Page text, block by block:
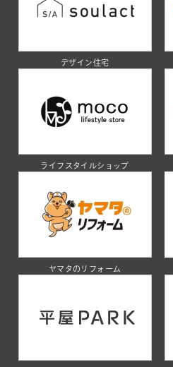
デザイン住宅
ライフスタイルショップ
ヤマタのリフォーム